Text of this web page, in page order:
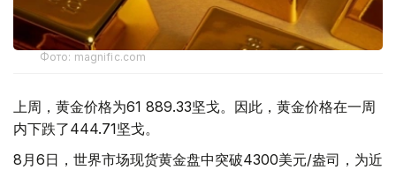
Фото: magnific.com
上周，黄金价格为61 889.33坚戈。因此，黄金价格在一周
内下跌了444.71坚戈。
8月6日，世界市场现货黄金盘中突破4300美元/盎司，为近